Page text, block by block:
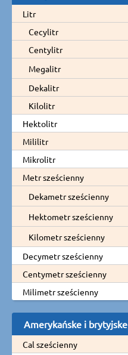
Litr
Cecylitr
Centylitr
Megalitr
Dekalitr
Kilolitr
Hektolitr
Mililitr
Mikrolitr
Metr sześcienny
Dekametr sześcienny
Hektometr sześcienny
Kilometr sześcienny
Decymetr sześcienny
Centymetr sześcienny
Milimetr sześcienny
Amerykańske i brytyjske
Cal sześcienny